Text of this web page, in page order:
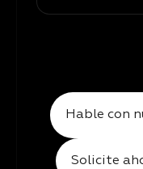
Hable con
Solicite